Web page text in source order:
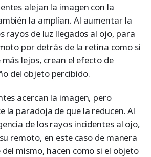
alejan la imagen con la
la amplían. Al aumentar la
rayos de luz llegados al ojo, para
por detrás de la retina como si
lejos, crean el efecto de
del objeto percibido.
acercan la imagen, pero
la paradoja de que la reducen. Al
de los rayos incidentes al ojo,
remoto, en este caso de manera
mismo, hacen como si el objeto